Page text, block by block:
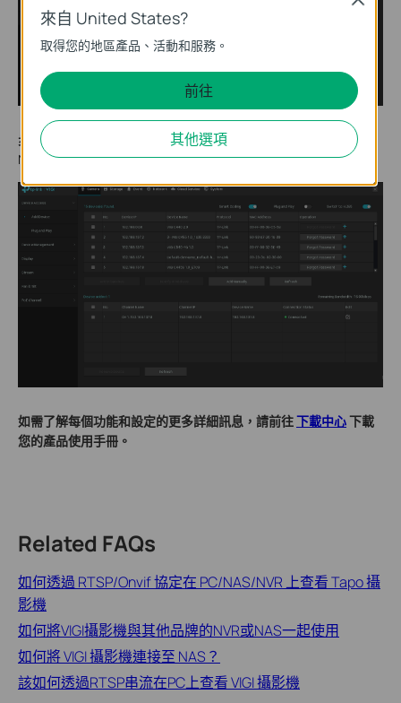
步驟 6.
已成功使用 RTSP 協定將攝影機新增到 VIGI
NVR。
如需了解每個功能和設定的更多詳細訊息，請前往下載中心下載
您的產品使用手冊。
Related FAQs
如何透過 RTSP/Onvif 協定在 PC/NAS/NVR 上查看 Tapo 攝
影機
如何將VIGI攝影機與其他品牌的NVR或NAS一起使用
如何將 VIGI 攝影機連接至 NAS？
該如何透過RTSP串流在PC上查看 VIGI 攝影機
來自 United States?
取得您的地區產品、活動和服務。
前往
其他選項